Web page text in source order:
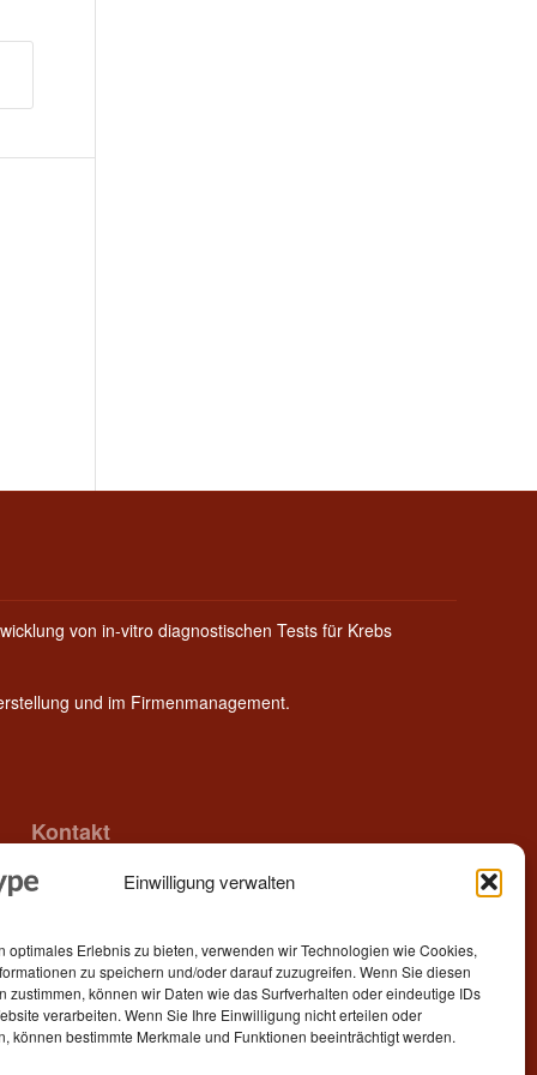
Einwilligung verwalten
optimales Erlebnis zu bieten, verwenden wir Technologien wie Cookies,
zu speichern und/oder darauf zuzugreifen. Wenn Sie diesen
zustimmen, können wir Daten wie das Surfverhalten oder eindeutige IDs
verarbeiten. Wenn Sie Ihre Einwilligung nicht erteilen oder
können bestimmte Merkmale und Funktionen beeinträchtigt werden.
von in-vitro diagnostischen Tests für Krebs
und im Firmenmanagement.
Kontakt
Epitype GmbH
07749 Jena
Germany
Telefon: +49 (0)3641 5548500